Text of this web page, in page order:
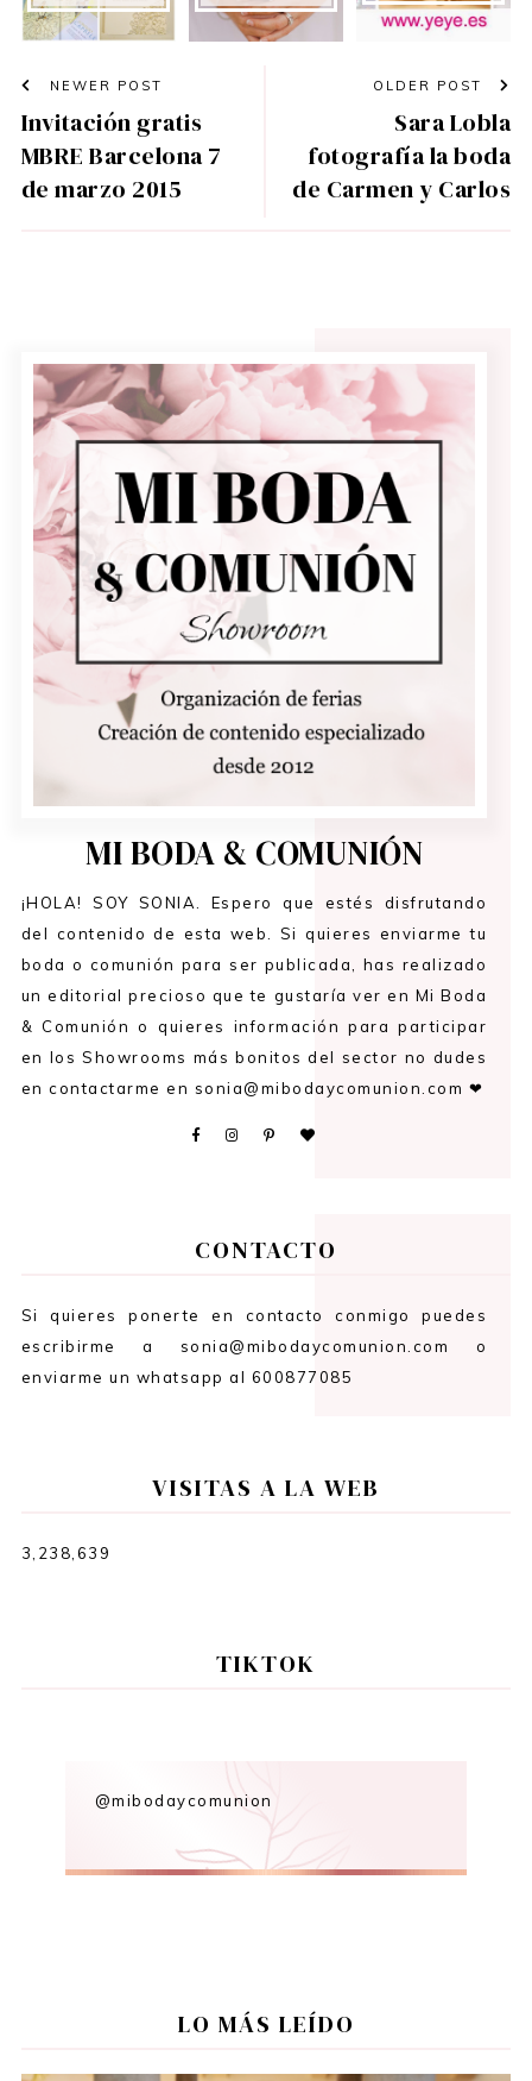
NEWER POST
Invitación gratis
MBRE Barcelona 7
de marzo 2015
OLDER POST
Sara Lobla
fotografía la boda
de Carmen y Carlos
MI BODA & COMUNIÓN
¡HOLA! SOY SONIA. Espero que estés disfrutando
del contenido de esta web. Si quieres enviarme tu
boda o comunión para ser publicada, has realizado
un editorial precioso que te gustaría ver en Mi Boda
& Comunión o quieres información para participar
en los Showrooms más bonitos del sector no dudes
en contactarme en sonia@mibodaycomunion.com ❤
CONTACTO
Si quieres ponerte en contacto conmigo puedes
escribirme a sonia@mibodaycomunion.com o
enviarme un whatsapp al 600877085
VISITAS A LA WEB
3,238,639
TIKTOK
@mibodaycomunion
LO MÁS LEÍDO